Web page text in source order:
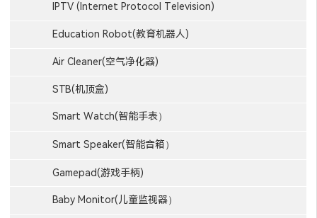
IPTV (Internet Protocol Television)
Education Robot(教育机器人)
Air Cleaner(空气净化器)
STB(机顶盒)
Smart Watch(智能手表）
Smart Speaker(智能音箱）
Gamepad(游戏手柄)
Baby Monitor(儿童监视器）